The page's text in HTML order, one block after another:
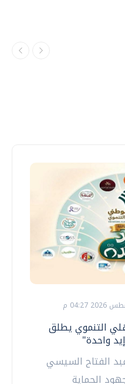
التنموي يطلق
واحدة"
الفتاح السيسي
الحماية